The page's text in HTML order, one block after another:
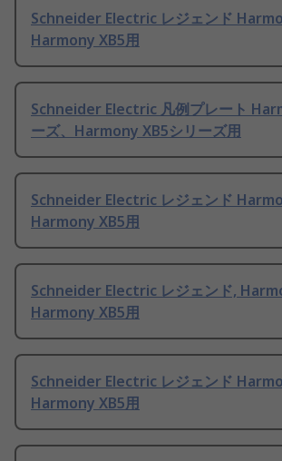
Schneider Electric レジェンド
Harmony XB5用
Schneider Electric 凡例プレート
ーズ、Harmony XB5シリーズ用
Schneider Electric レジェンド
Harmony XB5用
Schneider Electric レジェンド,
Harmony XB5用
Schneider Electric レジェンド
Harmony XB5用